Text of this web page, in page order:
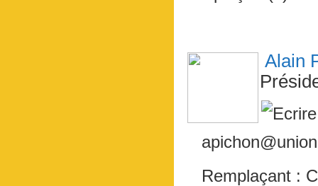
Alain
Remplaçant :